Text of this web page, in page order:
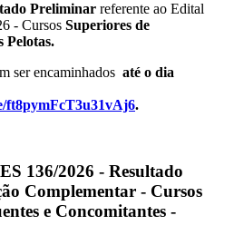
Preliminar referente ao Edital
- Cursos Superiores de
Pelotas.
ser encaminhados até o dia
ft8pymFcT3u31vAj6.
136/2026 - Resultado
Complementar - Cursos
e Concomitantes -